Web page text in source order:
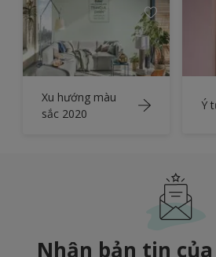
Xu hướng màu
sắc 2020
Ý
Nhận bản tin